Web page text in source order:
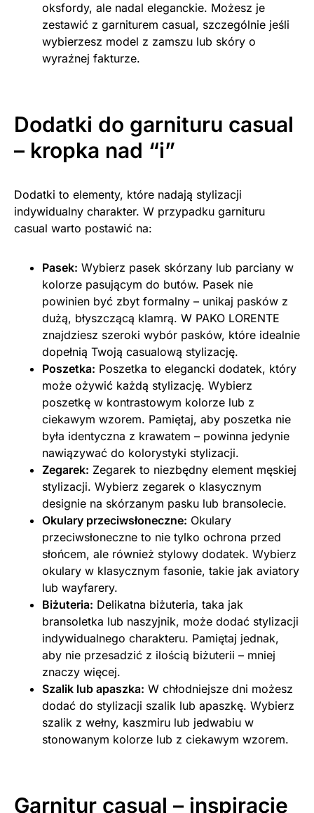
oksfordy, ale nadal eleganckie. Możesz je
zestawić z garniturem casual, szczególnie jeśli
wybierzesz model z zamszu lub skóry o
wyraźnej fakturze.
Dodatki do garnituru casual
– kropka nad “i”
Dodatki to elementy, które nadają stylizacji
indywidualny charakter. W przypadku garnituru
casual warto postawić na:
Pasek: Wybierz pasek skórzany lub parciany w
kolorze pasującym do butów. Pasek nie
powinien być zbyt formalny – unikaj pasków z
dużą, błyszczącą klamrą. W PAKO LORENTE
znajdziesz szeroki wybór pasków, które idealnie
dopełnią Twoją casualową stylizację.
Poszetka: Poszetka to elegancki dodatek, który
może ożywić każdą stylizację. Wybierz
poszetkę w kontrastowym kolorze lub z
ciekawym wzorem. Pamiętaj, aby poszetka nie
była identyczna z krawatem – powinna jedynie
nawiązywać do kolorystyki stylizacji.
Zegarek: Zegarek to niezbędny element męskiej
stylizacji. Wybierz zegarek o klasycznym
designie na skórzanym pasku lub bransolecie.
Okulary przeciwsłoneczne: Okulary
przeciwsłoneczne to nie tylko ochrona przed
słońcem, ale również stylowy dodatek. Wybierz
okulary w klasycznym fasonie, takie jak aviatory
lub wayfarery.
Biżuteria: Delikatna biżuteria, taka jak
bransoletka lub naszyjnik, może dodać stylizacji
indywidualnego charakteru. Pamiętaj jednak,
aby nie przesadzić z ilością biżuterii – mniej
znaczy więcej.
Szalik lub apaszka: W chłodniejsze dni możesz
dodać do stylizacji szalik lub apaszkę. Wybierz
szalik z wełny, kaszmiru lub jedwabiu w
stonowanym kolorze lub z ciekawym wzorem.
Garnitur casual – inspiracje